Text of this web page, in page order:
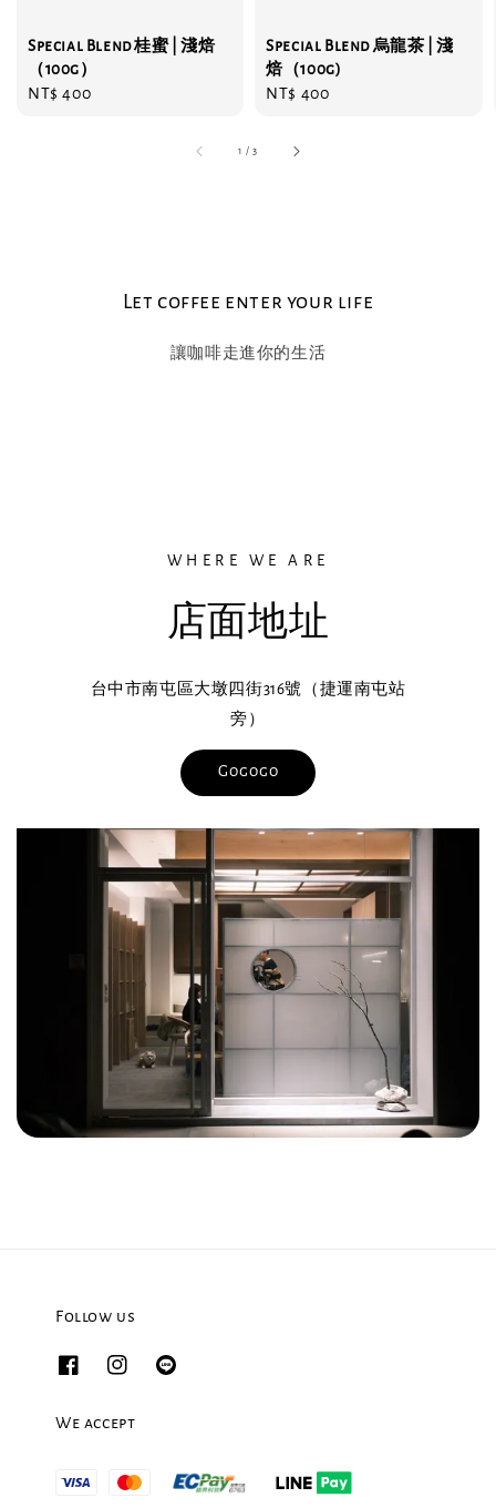
Special Blend 桂蜜 | 淺焙
（100g）
Regular
NT$ 400
Special Blend 烏龍茶 | 淺
焙（100g)
Regular
NT$ 400
1 /3
Let coffee enter your life
讓咖啡走進你的生活
WHERE WE ARE
店面地址
台中市南屯區大墩四街316號（捷運南屯站
旁）
Gogogo
Follow us
We accept